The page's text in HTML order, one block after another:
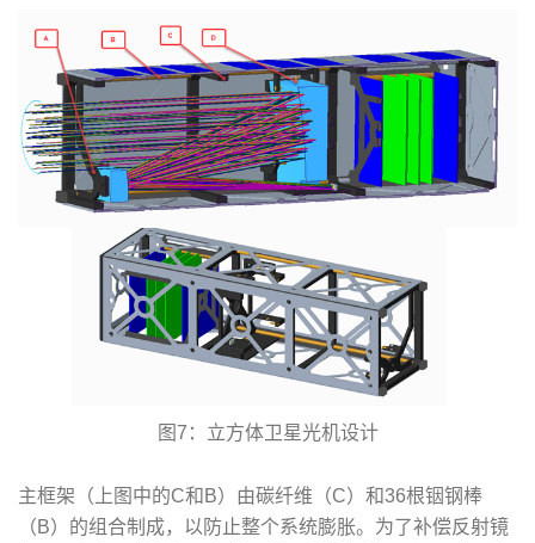
图7：立方体卫星光机设计
主框架（上图中的C和B）由碳纤维（C）和36根铟钢棒
（B）的组合制成，以防止整个系统膨胀。为了补偿反射镜